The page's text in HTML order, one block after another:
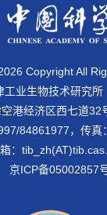
Copyright All
工业生物技术研究
港经济区西七道32
84861977，传
箱：
京ICP备05002857